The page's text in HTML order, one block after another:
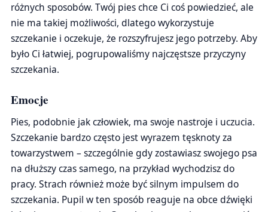
różnych sposobów. Twój pies chce Ci coś powiedzieć, ale
nie ma takiej możliwości, dlatego wykorzystuje
szczekanie i oczekuje, że rozszyfrujesz jego potrzeby. Aby
było Ci łatwiej, pogrupowaliśmy najczęstsze przyczyny
szczekania.
Emocje
Pies, podobnie jak człowiek, ma swoje nastroje i uczucia.
Szczekanie bardzo często jest wyrazem tęsknoty za
towarzystwem – szczególnie gdy zostawiasz swojego psa
na dłuższy czas samego, na przykład wychodzisz do
pracy. Strach również może być silnym impulsem do
szczekania. Pupil w ten sposób reaguje na obce dźwięki